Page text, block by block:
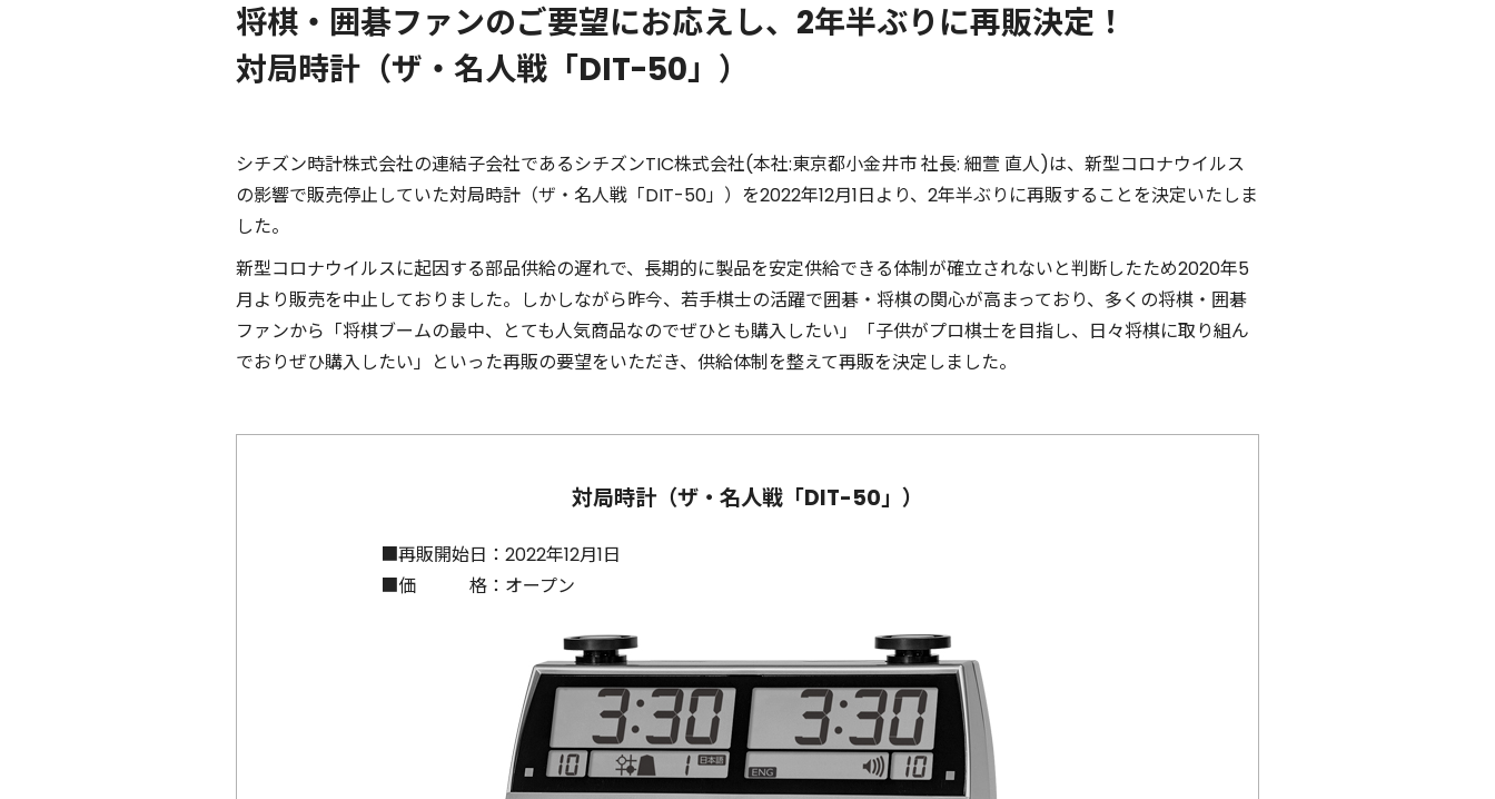
将棋・囲碁ファンのご要望にお応えし、2年半ぶりに再販決定！
対局時計（ザ・名人戦「DIT-50」）
シチズン時計株式会社の連結子会社であるシチズンTIC株式会社(本社:東京都小金井市 社長: 細萱 直人)は、新型コロナウイルス
の影響で販売停止していた対局時計（ザ・名人戦「DIT-50」）を2022年12月1日より、2年半ぶりに再販することを決定いたしま
した。
新型コロナウイルスに起因する部品供給の遅れで、長期的に製品を安定供給できる体制が確立されないと判断したため2020年5
月より販売を中止しておりました。しかしながら昨今、若手棋士の活躍で囲碁・将棋の関心が高まっており、多くの将棋・囲碁
ファンから「将棋ブームの最中、とても人気商品なのでぜひとも購入したい」「子供がプロ棋士を目指し、日々将棋に取り組ん
でおりぜひ購入したい」といった再販の要望をいただき、供給体制を整えて再販を決定しました。
対局時計（ザ・名人戦「DIT-50」）
■再販開始日： 2022年12月1日
■価 格： オープン